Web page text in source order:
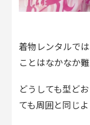
着物レンタルで
ことはなかなか
どうしても型ど
ても周囲と同じ